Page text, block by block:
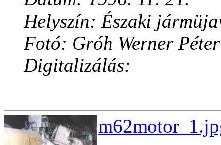
Helyszín: Északi
Fotó: Gróh Werner Péter
Digitalizálás: